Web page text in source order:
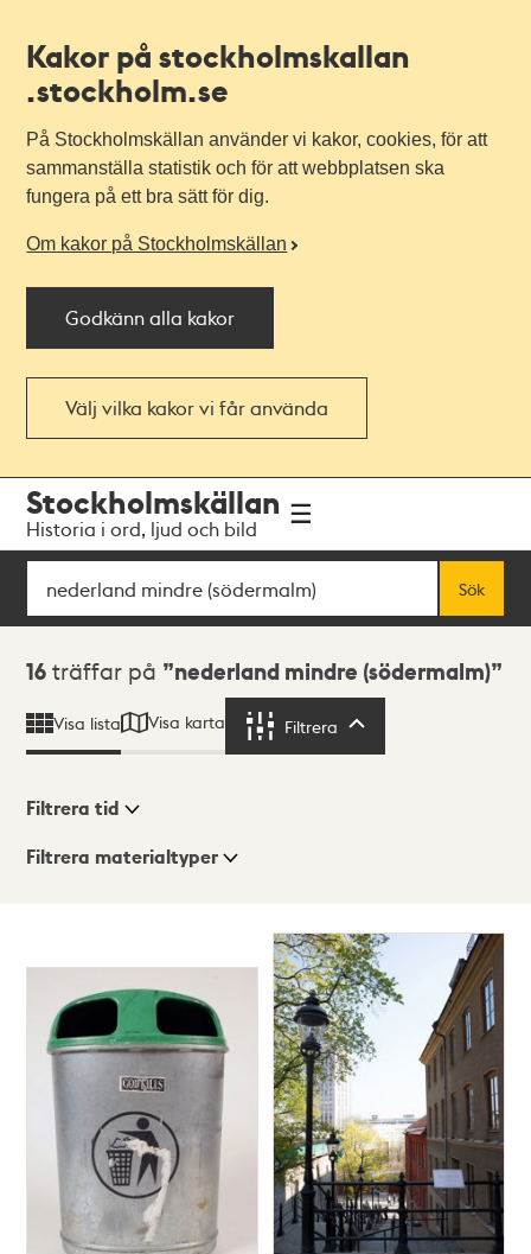
Kakor på stockholmskallan
.stockholm.se
På Stockholmskällan använder vi kakor, cookies, för att
sammanställa statistik och för att webbplatsen ska
fungera på ett bra sätt för dig.
Om kakor på Stockholmskällan
Godkänn alla kakor
Välj vilka kakor vi får använda
navigationen
huvudinnehållet
Stockholmskällan
Historia i ord, ljud och bild
Sök
Sök
Sökresultat
16 träffar på nederland mindre (södermalm)
Visa lista Visa karta Filtrera
Visningsläge
Filtrera tid
Filtrera materialtyper